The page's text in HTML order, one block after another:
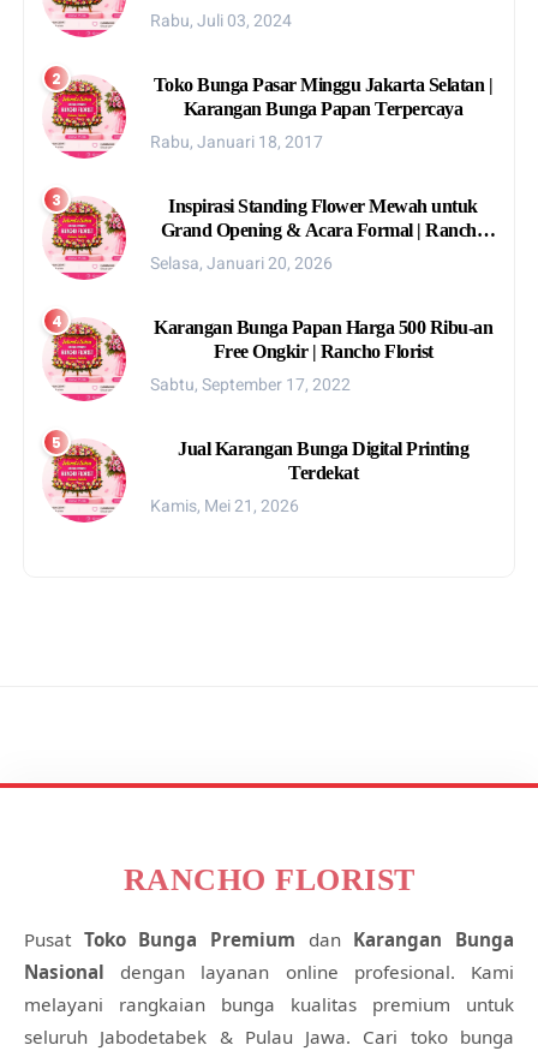
Rabu, Juli 03, 2024
Toko Bunga Pasar Minggu Jakarta Selatan |
Karangan Bunga Papan Terpercaya
Rabu, Januari 18, 2017
Inspirasi Standing Flower Mewah untuk
Grand Opening & Acara Formal | Rancho
Florist
Selasa, Januari 20, 2026
Karangan Bunga Papan Harga 500 Ribu-an
Free Ongkir | Rancho Florist
Sabtu, September 17, 2022
Jual Karangan Bunga Digital Printing
Terdekat
Kamis, Mei 21, 2026
RANCHO FLORIST
Pusat Toko Bunga Premium dan Karangan Bunga
Nasional dengan layanan online profesional. Kami
melayani rangkaian bunga kualitas premium untuk
seluruh Jabodetabek & Pulau Jawa. Cari toko bunga